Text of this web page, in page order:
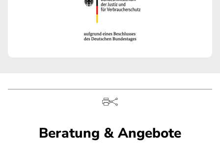
Beratung & Angebote